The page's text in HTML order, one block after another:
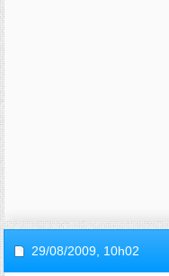
29/08/2009, 10h02